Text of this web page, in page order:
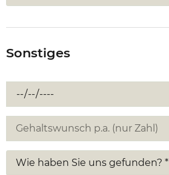
Sonstiges
Wie haben Sie uns gefunden? *